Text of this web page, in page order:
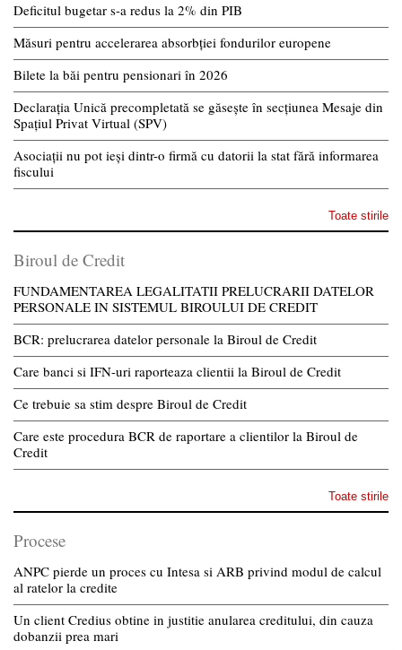
Deficitul bugetar s-a redus la 2% din PIB
Măsuri pentru accelerarea absorbției fondurilor europene
Bilete la băi pentru pensionari în 2026
Declarația Unică precompletată se găsește în secțiunea Mesaje din
Spațiul Privat Virtual (SPV)
Asociații nu pot ieși dintr-o firmă cu datorii la stat fără informarea
fiscului
Toate stirile
Biroul de Credit
FUNDAMENTAREA LEGALITATII PRELUCRARII DATELOR
PERSONALE IN SISTEMUL BIROULUI DE CREDIT
BCR: prelucrarea datelor personale la Biroul de Credit
Care banci si IFN-uri raporteaza clientii la Biroul de Credit
Ce trebuie sa stim despre Biroul de Credit
Care este procedura BCR de raportare a clientilor la Biroul de
Credit
Toate stirile
Procese
ANPC pierde un proces cu Intesa si ARB privind modul de calcul
al ratelor la credite
Un client Credius obtine in justitie anularea creditului, din cauza
dobanzii prea mari